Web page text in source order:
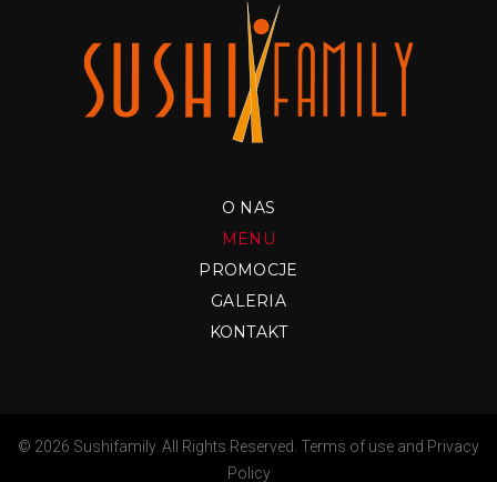
O NAS
MENU
PROMOCJE
GALERIA
KONTAKT
© 2026 Sushifamily. All Rights Reserved. Terms of use and Privacy
Policy